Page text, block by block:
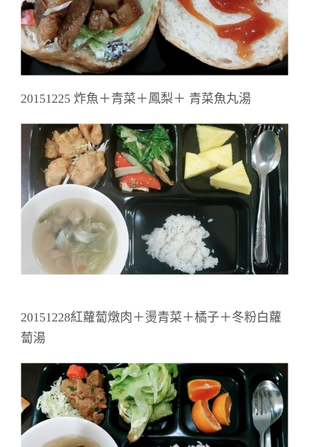
20151225 炸魚＋青菜＋鳳梨＋ 青菜魚丸湯
20151228紅蘿蔔燉肉＋燙青菜＋橘子＋冬粉白蘿
蔔湯